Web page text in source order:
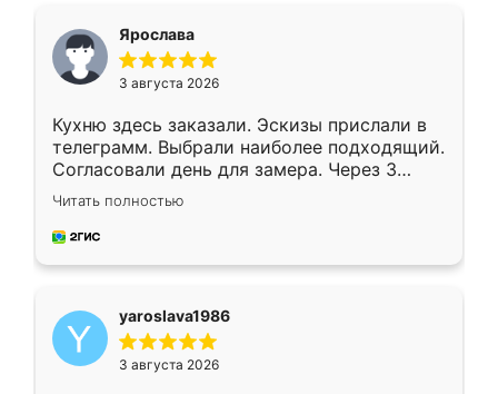
Ярослава
3 августа 2026
Кухню здесь заказали. Эскизы прислали в
телеграмм. Выбрали наиболее подходящий.
Согласовали день для замера. Через 3
недели кухня была уже готова. Остались
довольны работой. Спасибо Ренессанс
мебель за качественную работу!
Читать полностью
yaroslava1986
3 августа 2026